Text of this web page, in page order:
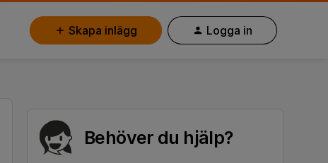
Skapa inlägg Logga in
Behöver du hjälp?